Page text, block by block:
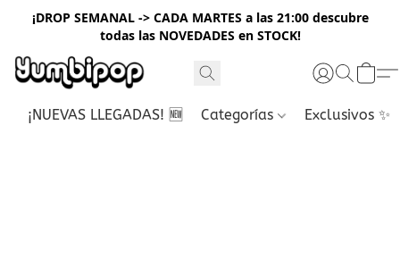
¡DROP SEMANAL -> CADA MARTES a las 21:00 descubre
todas las NOVEDADES en STOCK!
¡NUEVAS LLEGADAS! 🆕 Categorías Exclusivos ✨